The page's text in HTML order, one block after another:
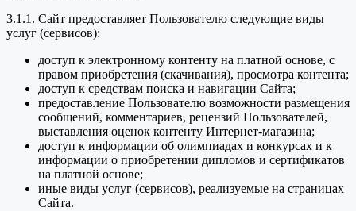
3.1.1. Сайт предоставляет Пользователю следующие виды
услуг (сервисов):
доступ к электронному контенту на платной основе, с
правом приобретения (скачивания), просмотра контента;
доступ к средствам поиска и навигации Сайта;
предоставление Пользователю возможности размещения
сообщений, комментариев, рецензий Пользователей,
выставления оценок контенту Интернет-магазина;
доступ к информации об олимпиадах и конкурсах и к
информации о приобретении дипломов и сертификатов
на платной основе;
иные виды услуг (сервисов), реализуемые на страницах
Сайта.